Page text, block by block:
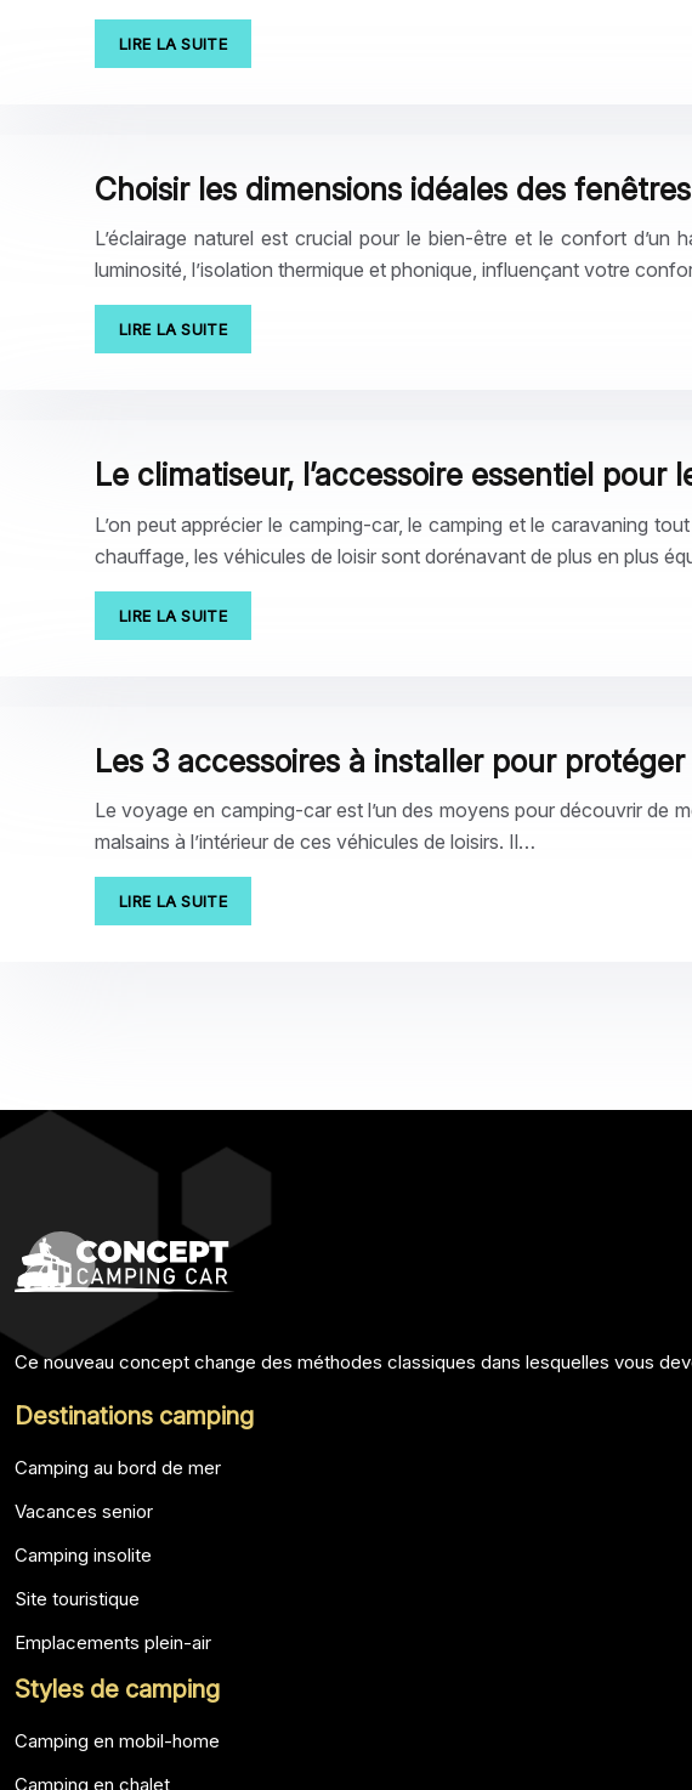
LIRE LA SUITE
Choisir les dimensions idéales des
L’éclairage naturel est crucial pour le bien-être et le confort
luminosité, l’isolation thermique et phonique, influençant votre
LIRE LA SUITE
Le climatiseur, l’accessoire essentiel pour
L’on peut apprécier le camping-car, le camping et le caravaning
chauffage, les véhicules de loisir sont dorénavant de plus en plus
LIRE LA SUITE
Les 3 accessoires à installer pour
Le voyage en camping-car est l’un des moyens pour découvrir de
malsains à l’intérieur de ces véhicules de loisirs. Il…
LIRE LA SUITE
Ce nouveau concept change des méthodes classiques dans lesquelles vous
Destinations camping
Camping au bord de mer
Vacances senior
Camping insolite
Site touristique
Emplacements plein-air
Styles de camping
Camping en mobil-home
Camping en chalet